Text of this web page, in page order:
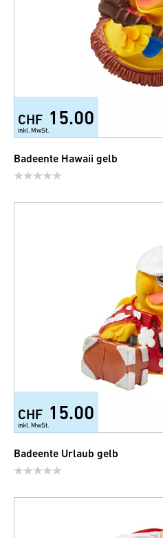
CHF 15.00
inkl. MwSt.
Badeente Hawaii gelb
CHF 15.00
inkl. MwSt.
Badeente Urlaub gelb